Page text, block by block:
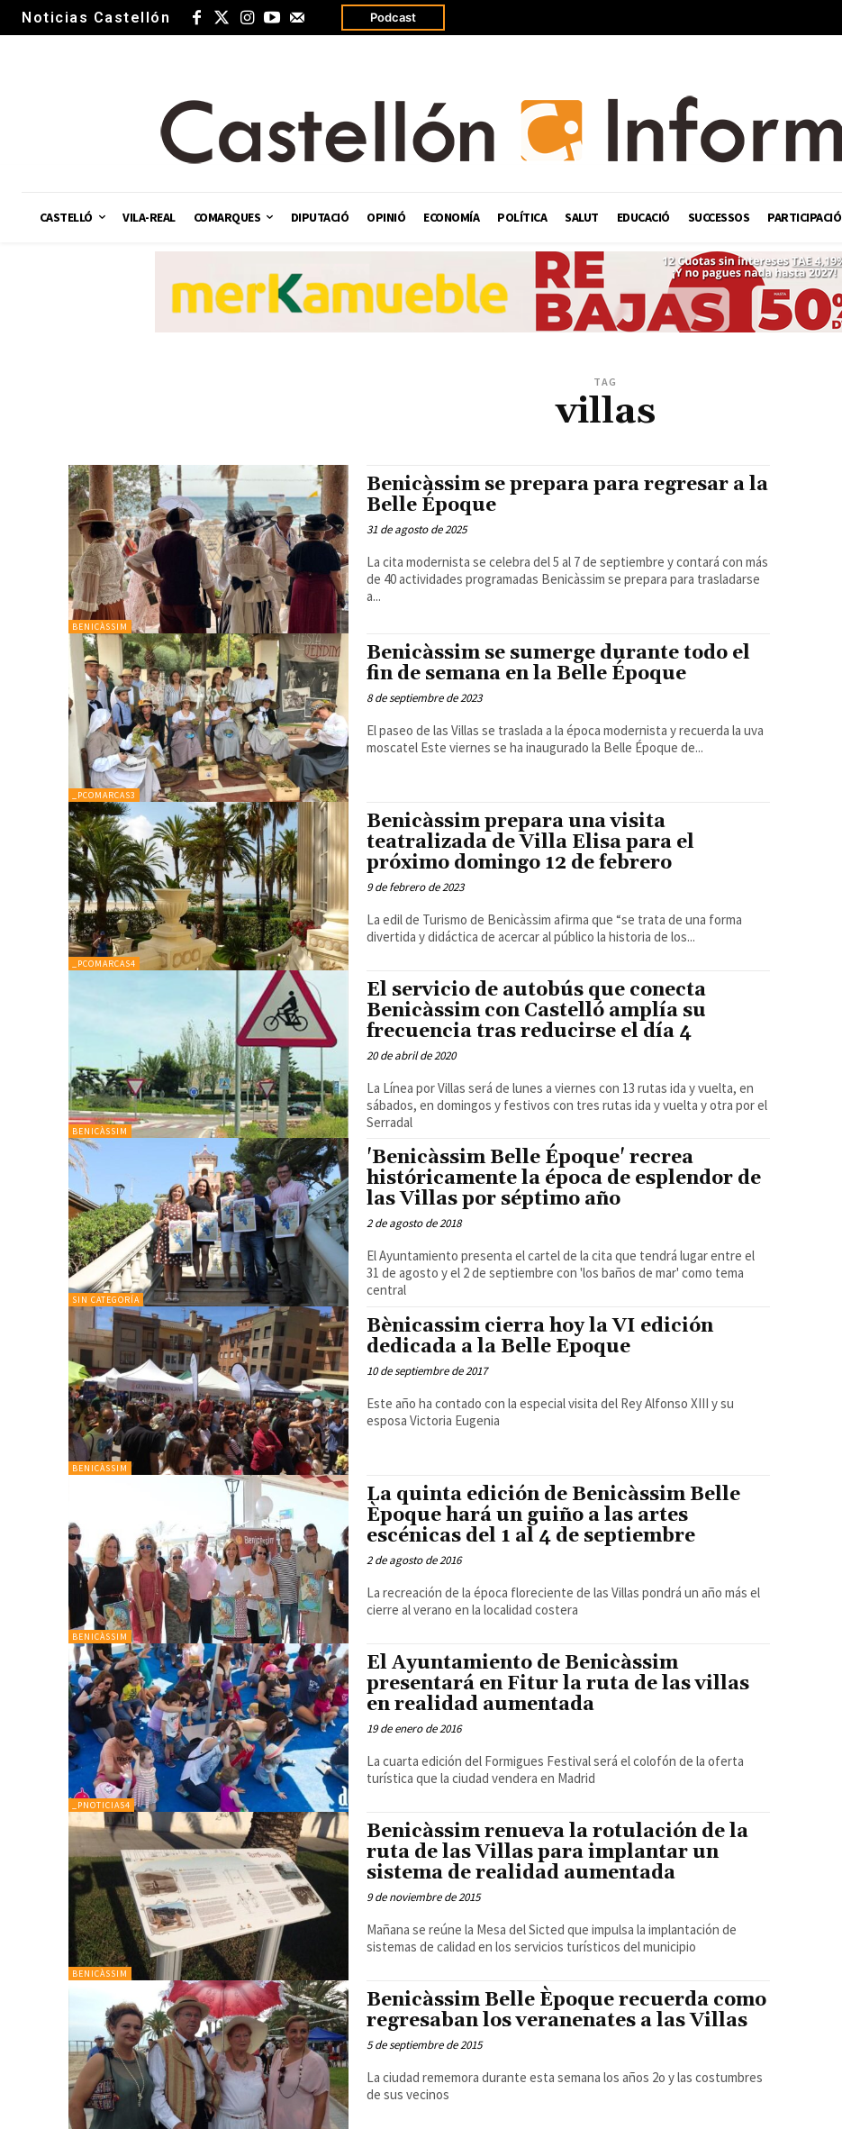
Noticias Castellón Podcast
CASTELLÓ VILA-REAL COMARQUES DIPUTACIÓ OPINIÓ ECONOMÍA POLÍTICA SALUT EDUCACIÓ SUCCESSOS PARTICIPACIÓ
TAG
villas
BENICÀSSIM
Benicàssim se prepara para regresar a la
Belle Époque
31 de agosto de 2025
La cita modernista se celebra del 5 al 7 de septiembre y contará con más
de 40 actividades programadas Benicàssim se prepara para trasladarse
a...
_PCOMARCAS3
Benicàssim se sumerge durante todo el
fin de semana en la Belle Époque
8 de septiembre de 2023
El paseo de las Villas se traslada a la época modernista y recuerda la uva
moscatel Este viernes se ha inaugurado la Belle Époque de...
_PCOMARCAS4
Benicàssim prepara una visita
teatralizada de Villa Elisa para el
próximo domingo 12 de febrero
9 de febrero de 2023
La edil de Turismo de Benicàssim afirma que “se trata de una forma
divertida y didáctica de acercar al público la historia de los...
BENICÀSSIM
El servicio de autobús que conecta
Benicàssim con Castelló amplía su
frecuencia tras reducirse el día 4
20 de abril de 2020
La Línea por Villas será de lunes a viernes con 13 rutas ida y vuelta, en
sábados, en domingos y festivos con tres rutas ida y vuelta y otra por el
Serradal
SIN CATEGORÍA
'Benicàssim Belle Époque' recrea
históricamente la época de esplendor de
las Villas por séptimo año
2 de agosto de 2018
El Ayuntamiento presenta el cartel de la cita que tendrá lugar entre el
31 de agosto y el 2 de septiembre con 'los baños de mar' como tema
central
BENICÀSSIM
Bènicassim cierra hoy la VI edición
dedicada a la Belle Epoque
10 de septiembre de 2017
Este año ha contado con la especial visita del Rey Alfonso XIII y su
esposa Victoria Eugenia
BENICÀSSIM
La quinta edición de Benicàssim Belle
Èpoque hará un guiño a las artes
escénicas del 1 al 4 de septiembre
2 de agosto de 2016
La recreación de la época floreciente de las Villas pondrá un año más el
cierre al verano en la localidad costera
_PNOTICIAS4
El Ayuntamiento de Benicàssim
presentará en Fitur la ruta de las villas
en realidad aumentada
19 de enero de 2016
La cuarta edición del Formigues Festival será el colofón de la oferta
turística que la ciudad vendera en Madrid
BENICÀSSIM
Benicàssim renueva la rotulación de la
ruta de las Villas para implantar un
sistema de realidad aumentada
9 de noviembre de 2015
Mañana se reúne la Mesa del Sicted que impulsa la implantación de
sistemas de calidad en los servicios turísticos del municipio
Benicàssim Belle Èpoque recuerda como
regresaban los veranenates a las Villas
5 de septiembre de 2015
La ciudad rememora durante esta semana los años 2o y las costumbres
de sus vecinos